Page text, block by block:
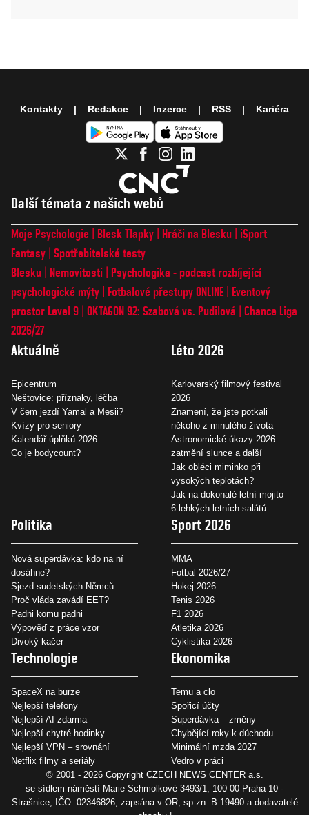
Další témata z našich webů
Moje Psychologie Blesk Tlapky Hráči na Blesku
iSport
Fantasy Spotřebitelské testy
Blesku
Nemovitosti
Psychologika - podcast rozbíjející
psychologické mýty
Fotbalové přestupy ONLINE
Eventový
prostor Level 9 OKTAGON 92: Szabová vs. Pudilová
Chance Liga
2026/27
Aktuálně
Epicentrum
Neštovice: příznaky, léčba
V čem jezdí Yamal a Mesii?
Kvízy pro seniory
Kalendář úplňků 2026
Co je bodycount?
Léto 2026
Karlovarský filmový festival
2026
Znamení, že jste potkali
někoho z minulého života
Astronomické úkazy 2026:
zatmění slunce a další
Jak obléci miminko při
vysokých teplotách?
Jak na dokonalé letní mojito
6 lehkých letních salátů
Politika
Nová superdávka: kdo na ní
dosáhne?
Sjezd sudetských Němců
Proč vláda zavádí EET?
Padni komu padni
Výpověď z práce vzor
Divoký kačer
Sport 2026
MMA
Fotbal 2026/27
Hokej 2026
Tenis 2026
F1 2026
Atletika 2026
Cyklistika 2026
Technologie
SpaceX na burze
Nejlepší telefony
Nejlepší AI zdarma
Nejlepší chytré hodinky
Nejlepší VPN – srovnání
Netflix filmy a seriály
Ekonomika
Temu a clo
Spořicí účty
Superdávka – změny
Chybějící roky k důchodu
Minimální mzda 2027
Vedro v práci
Kontakty Redakce Inzerce RSS Kariéra
© 2001 - 2026 Copyright CZECH NEWS CENTER a.s.
se sídlem náměstí Marie Schmolkové 3493/1, 100 00 Praha 10 -
Strašnice, IČO: 02346826, zapsána v OR, sp.zn. B 19490 a dodavatelé